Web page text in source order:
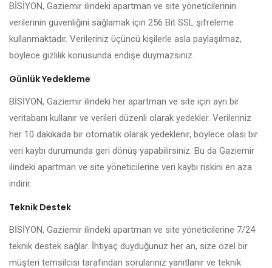
BİSİYON, Gaziemir ilindeki apartman ve site yöneticilerinin
verilerinin güvenliğini sağlamak için 256 Bit SSL şifreleme
kullanmaktadır. Verileriniz üçüncü kişilerle asla paylaşılmaz,
böylece gizlilik konusunda endişe duymazsınız.
Günlük Yedekleme
BİSİYON, Gaziemir ilindeki her apartman ve site için ayrı bir
veritabanı kullanır ve verileri düzenli olarak yedekler. Verileriniz
her 10 dakikada bir otomatik olarak yedeklenir, böylece olası bir
veri kaybı durumunda geri dönüş yapabilirsiniz. Bu da Gaziemir
ilindeki apartman ve site yöneticilerine veri kaybı riskini en aza
indirir.
Teknik Destek
BİSİYON, Gaziemir ilindeki apartman ve site yöneticilerine 7/24
teknik destek sağlar. İhtiyaç duyduğunuz her an, size özel bir
müşteri temsilcisi tarafından sorularınız yanıtlanır ve teknik